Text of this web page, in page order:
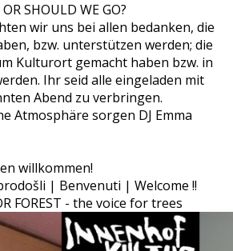
SHOULD WE GO?
wir uns bei allen bedanken, die
bzw. unterstützen werden; die
Kulturort gemacht haben bzw. in
Ihr seid alle eingeladen mit
Abend zu verbringen.
Atmosphäre sorgen DJ Emma
willkommen!
| Benvenuti | Welcome !!
FOREST - the voice for trees